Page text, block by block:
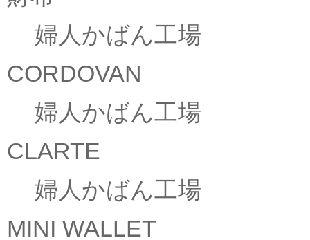
婦人かばん工場
CORDOVAN
婦人かばん工場
CLARTE
婦人かばん工場
MINI WALLET